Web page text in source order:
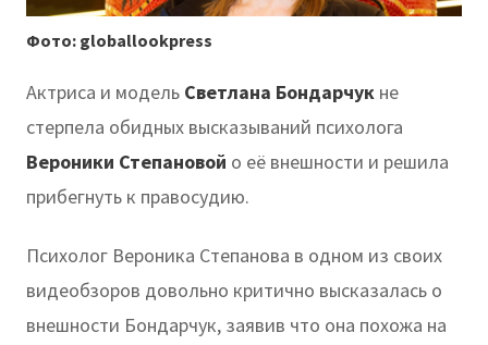
Фото: globallookpress
Актриса и модель Светлана Бондарчук не
стерпела обидных высказываний психолога
Вероники Степановой о её внешности и решила
прибегнуть к правосудию.
Психолог Вероника Степанова в одном из своих
видеобзоров довольно критично высказалась о
внешности Бондарчук, заявив что она похожа на